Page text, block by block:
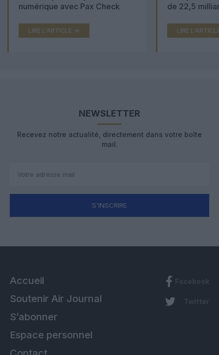
numérique avec Pax Check
LIRE L'ARTICLE
de 22,5
LIRE
NEWSLETTER
Recevez notre actualité, directement dans votre boîte
mail.
S'INSCRIRE
Accueil
Soutenir Air Journal
S’abonner
Espace personnel